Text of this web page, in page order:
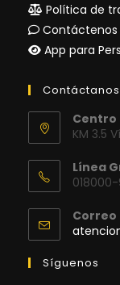
Política de
Contáctenos
App para
Contáctanos
Centro
KM 3.5
Línea
Correo
Síguenos